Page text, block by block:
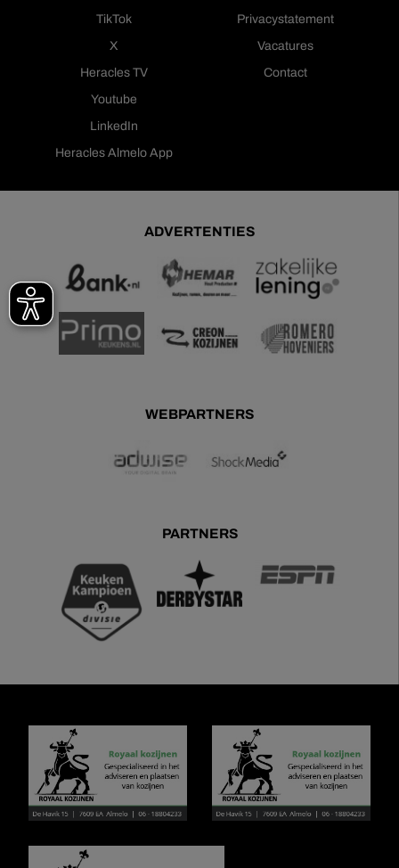
TikTok
X
Heracles TV
Youtube
LinkedIn
Heracles Almelo App
Privacystatement
Vacatures
Contact
ADVERTENTIES
WEBPARTNERS
PARTNERS